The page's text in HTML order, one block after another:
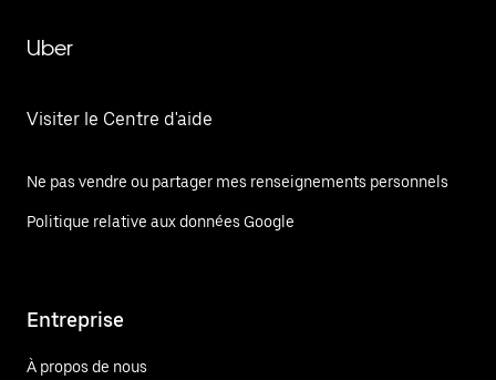
Uber
Visiter le Centre d'aide
Ne pas vendre ou partager mes renseignements personnels
Politique relative aux données Google
Entreprise
À propos de nous